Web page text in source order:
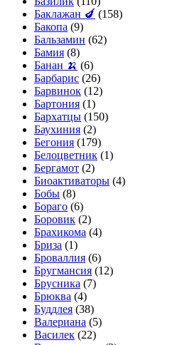
Баклажан 🍆 (158)
Бакопа (9)
Бальзамин (62)
Бамия (8)
Банан 🍌 (6)
Барбарис (26)
Барвинок (12)
Бартония (1)
Бархатцы (150)
Баухиния (2)
Бегония (179)
Белоцветник (1)
Бергамот (2)
Биоактиваторы (4)
Бобы (8)
Бораго (6)
Боровик (2)
Брахикома (4)
Бриза (1)
Броваллия (6)
Бругмансия (12)
Брусника (7)
Брюква (4)
Буддлея (38)
Валериана (5)
Василек (22)